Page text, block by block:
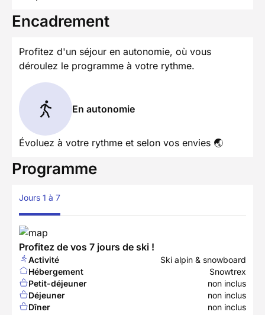
Encadrement
Profitez d'un séjour en autonomie, où vous
déroulez le programme à votre rythme.
En autonomie
Évoluez à votre rythme et selon vos envies 🌏
Programme
Jours 1 à 7
Profitez de vos 7 jours de ski !
Activité
Ski alpin & snowboard
Hébergement
Snowtrex
Petit-déjeuner
non inclus
Déjeuner
non inclus
Dîner
non inclus